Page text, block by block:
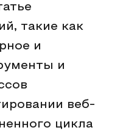
такие как
и
и
веб-
цикла